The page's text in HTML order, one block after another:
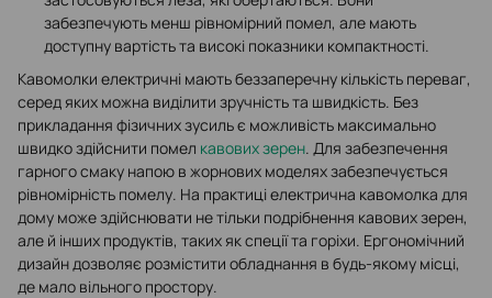
забезпечують менш рівномірний помел, але мають
доступну вартість та високі показники компактності.
Кавомолки електричні мають беззаперечну кількість переваг,
серед яких можна виділити зручність та швидкість. Без
прикладання фізичних зусиль є можливість максимально
швидко здійснити помел кавових зерен . Для забезпечення
гарного смаку напою в жорнових моделях забезпечується
рівномірність помелу. На практиці електрична кавомолка для
дому може здійснювати не тільки подрібнення кавових зерен,
але й інших продуктів, таких як спеції та горіхи. Ергономічний
дизайн дозволяє розмістити обладнання в будь-якому місці,
де мало вільного простору.